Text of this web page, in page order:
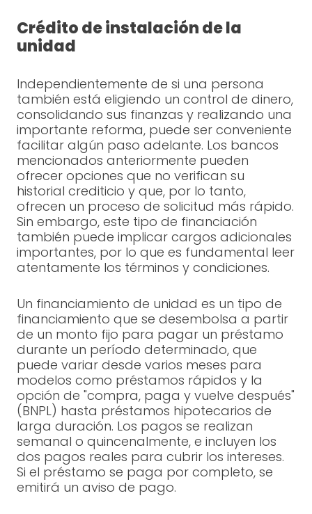
Crédito de instalación de la
unidad
Independientemente de si una persona
también está eligiendo un control de dinero,
consolidando sus finanzas y realizando una
importante reforma, puede ser conveniente
facilitar algún paso adelante. Los bancos
mencionados anteriormente pueden
ofrecer opciones que no verifican su
historial crediticio y que, por lo tanto,
ofrecen un proceso de solicitud más rápido.
Sin embargo, este tipo de financiación
también puede implicar cargos adicionales
importantes, por lo que es fundamental leer
atentamente los términos y condiciones.
Un financiamiento de unidad es un tipo de
financiamiento que se desembolsa a partir
de un monto fijo para pagar un préstamo
durante un período determinado, que
puede variar desde varios meses para
modelos como préstamos rápidos y la
opción de "compra, paga y vuelve después"
(BNPL) hasta préstamos hipotecarios de
larga duración. Los pagos se realizan
semanal o quincenalmente, e incluyen los
dos pagos reales para cubrir los intereses.
Si el préstamo se paga por completo, se
emitirá un aviso de pago.